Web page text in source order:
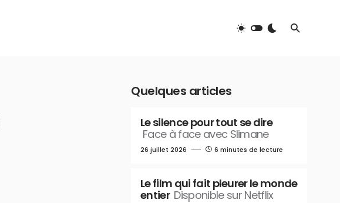
Quelques articles
Le silence pour tout se dire
Face à face avec Slimane
26 juillet 2026 6 minutes de lecture
Le film qui fait pleurer le monde
entier Disponible sur Netflix